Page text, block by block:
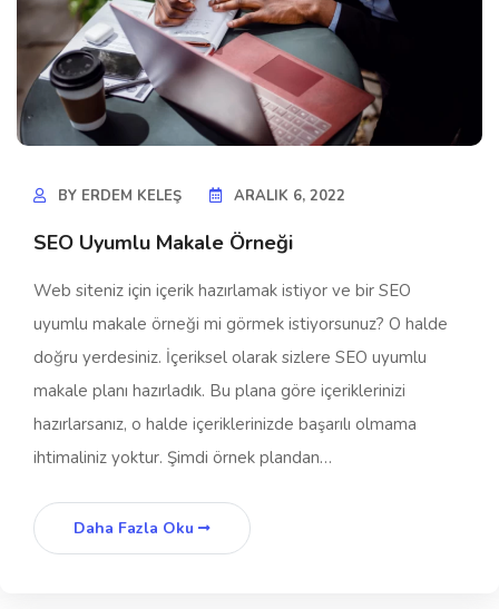
BY ERDEM KELEŞ ARALIK 6, 2022
SEO Uyumlu Makale Örneği
Web siteniz için içerik hazırlamak istiyor ve bir SEO
uyumlu makale örneği mi görmek istiyorsunuz? O halde
doğru yerdesiniz. İçeriksel olarak sizlere SEO uyumlu
makale planı hazırladık. Bu plana göre içeriklerinizi
hazırlarsanız, o halde içeriklerinizde başarılı olmama
ihtimaliniz yoktur. Şimdi örnek plandan…
Daha Fazla Oku